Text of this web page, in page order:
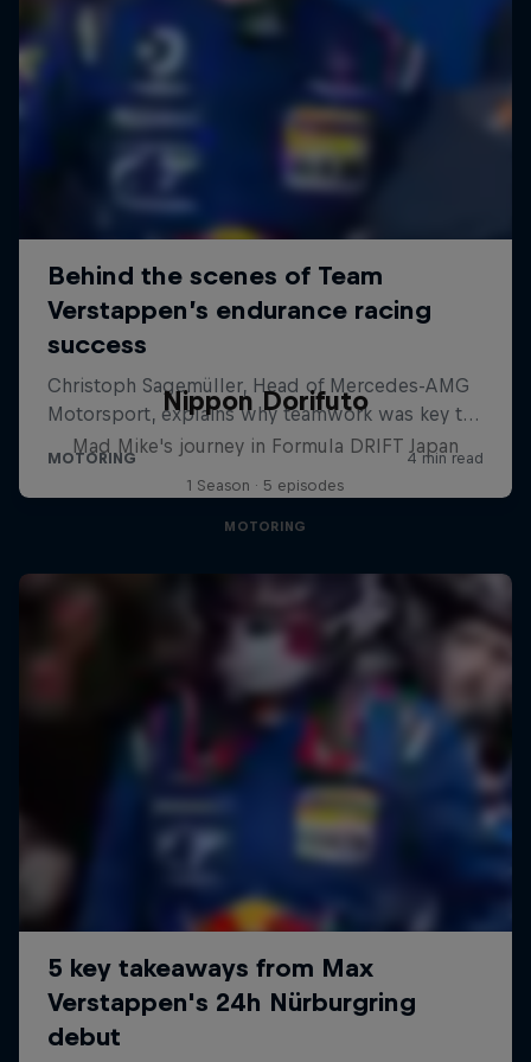
Nippon Dorifuto
Mad Mike's journey in Formula DRIFT Japan
1 Season · 5 episodes
MOTORING